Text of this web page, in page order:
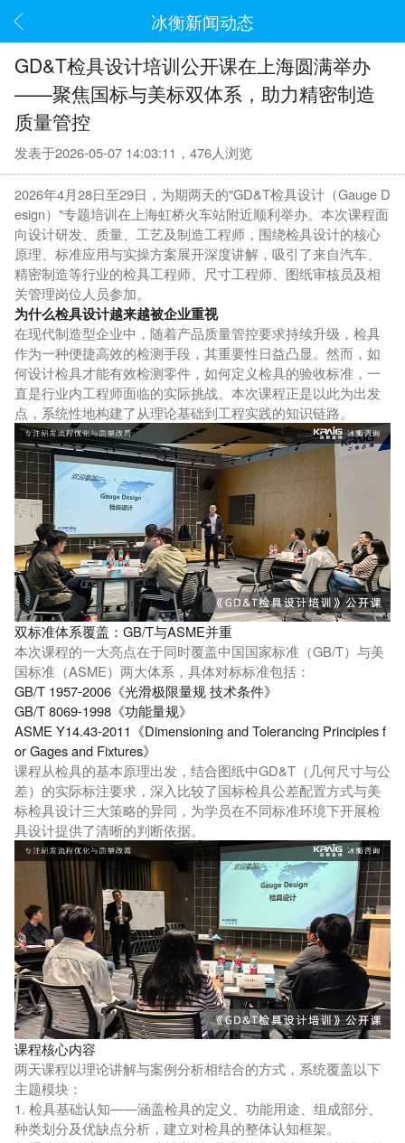
冰衡新闻动态
GD&T检具设计培训公开课在上海圆满举办
——聚焦国标与美标双体系，助力精密制造
质量管控
发表于2026-05-07 14:03:11，476人浏览
2026年4月28日至29日，为期两天的"GD&T检具设计（Gauge D
esign）"专题培训在上海虹桥火车站附近顺利举办。本次课程面
向设计研发、质量、工艺及制造工程师，围绕检具设计的核心
原理、标准应用与实操方案展开深度讲解，吸引了来自汽车、
精密制造等行业的检具工程师、尺寸工程师、图纸审核员及相
关管理岗位人员参加。
为什么检具设计越来越被企业重视
在现代制造型企业中，随着产品质量管控要求持续升级，检具
作为一种便捷高效的检测手段，其重要性日益凸显。然而，如
何设计检具才能有效检测零件，如何定义检具的验收标准，一
直是行业内工程师面临的实际挑战。本次课程正是以此为出发
点，系统性地构建了从理论基础到工程实践的知识链路。
双标准体系覆盖：GB/T与ASME并重
本次课程的一大亮点在于同时覆盖中国国家标准（GB/T）与美
国标准（ASME）两大体系，具体对标标准包括：
GB/T 1957-2006《光滑极限量规 技术条件》
GB/T 8069-1998《功能量规》
ASME Y14.43-2011《Dimensioning and Tolerancing Principles f
or Gages and Fixtures》
课程从检具的基本原理出发，结合图纸中GD&T（几何尺寸与公
差）的实际标注要求，深入比较了国标检具公差配置方式与美
标检具设计三大策略的异同，为学员在不同标准环境下开展检
具设计提供了清晰的判断依据。
课程核心内容
两天课程以理论讲解与案例分析相结合的方式，系统覆盖以下
主题模块：
1. 检具基础认知——涵盖检具的定义、功能用途、组成部分、
种类划分及优缺点分析，建立对检具的整体认知框架。